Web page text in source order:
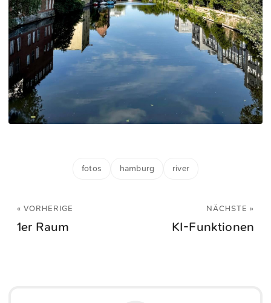
fotos hamburg river
« VORHERIGE
1er Raum
NÄCHSTE »
KI-Funktionen